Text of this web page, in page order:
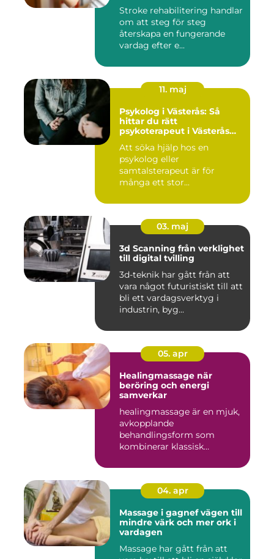
Stroke rehabilitering handlar
om att steg för steg
återskapa en fungerande
vardag efter e...
11. maj
Psykolog i Västerås: Så
hittar du rätt
psykoterapeut i Västerås
Att söka hjälp hos en
psykolog eller
samtalsterapeut är för
många ett stor...
03. maj
3d Scanning från verklighet
till digital tvilling
3d-teknik har gått från att
vara något futuristiskt till att
bli ett vardagsverktyg i
industrin, byg...
05. apr
Healingmassage när
beröring och energi
samverkar
healingmassage är en mjuk,
avkopplande
behandlingsform som
kombinerar klassisk
04. apr
Massage i gagnef vägen till
mindre värk och mer ork i
vardagen
Massage har gått från att